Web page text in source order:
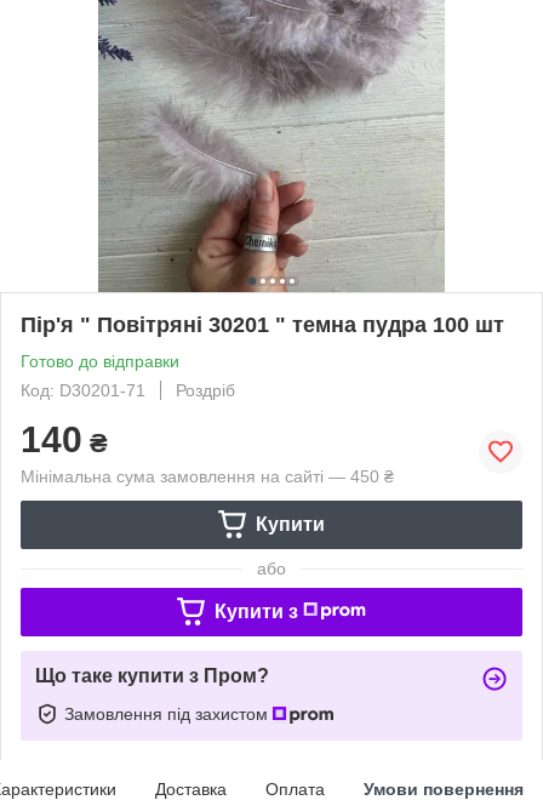
Пір'я " Повітряні 30201 " темна пудра 100 шт
Готово до відправки
Код: D30201-71
Роздріб
140 ₴
Мінімальна сума замовлення на сайті — 450 ₴
Купити
або
Купити з
Що таке купити з Пром?
Замовлення під захистом
Доставка Оплата Умови повернення